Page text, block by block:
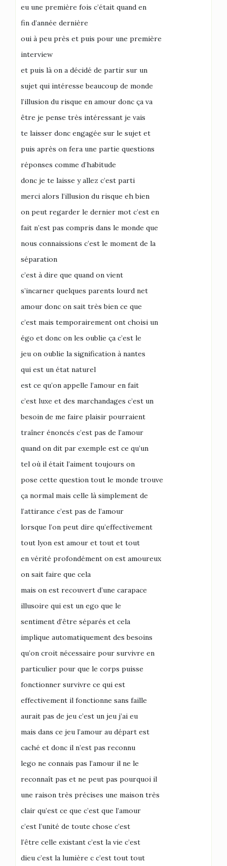
eu une première fois c’était quand en
fin d’année dernière
oui à peu près et puis pour une première
interview
et puis là on a décidé de partir sur un
sujet qui intéresse beaucoup de monde
l’illusion du risque en amour donc ça va
être je pense très intéressant je vais
te laisser donc engagée sur le sujet et
puis après on fera une partie questions
réponses comme d’habitude
donc je te laisse y allez c’est parti
merci alors l’illusion du risque eh bien
on peut regarder le dernier mot c’est en
fait n’est pas compris dans le monde que
nous connaissions c’est le moment de la
séparation
c’est à dire que quand on vient
s’incarner quelques parents lourd net
amour donc on sait très bien ce que
c’est mais temporairement ont choisi un
égo et donc on les oublie ça c’est le
jeu on oublie la signification à nantes
qui est un état naturel
est ce qu’on appelle l’amour en fait
c’est luxe et des marchandages c’est un
besoin de me faire plaisir pourraient
traîner énoncés c’est pas de l’amour
quand on dit par exemple est ce qu’un
tel où il était l’aiment toujours on
pose cette question tout le monde trouve
ça normal mais celle là simplement de
l’attirance c’est pas de l’amour
lorsque l’on peut dire qu’effectivement
tout lyon est amour et tout et tout
en vérité profondément on est amoureux
on sait faire que cela
mais on est recouvert d’une carapace
illusoire qui est un ego que le
sentiment d’être séparés et cela
implique automatiquement des besoins
qu’on croit nécessaire pour survivre en
particulier pour que le corps puisse
fonctionner survivre ce qui est
effectivement il fonctionne sans faille
aurait pas de jeu c’est un jeu j’ai eu
mais dans ce jeu l’amour au départ est
caché et donc il n’est pas reconnu
lego ne connais pas l’amour il ne le
reconnaît pas et ne peut pas pourquoi il
une raison très précises une maison très
clair qu’est ce que c’est que l’amour
c’est l’unité de toute chose c’est
l’être celle existant c’est la vie c’est
dieu c’est la lumière c c’est tout tout